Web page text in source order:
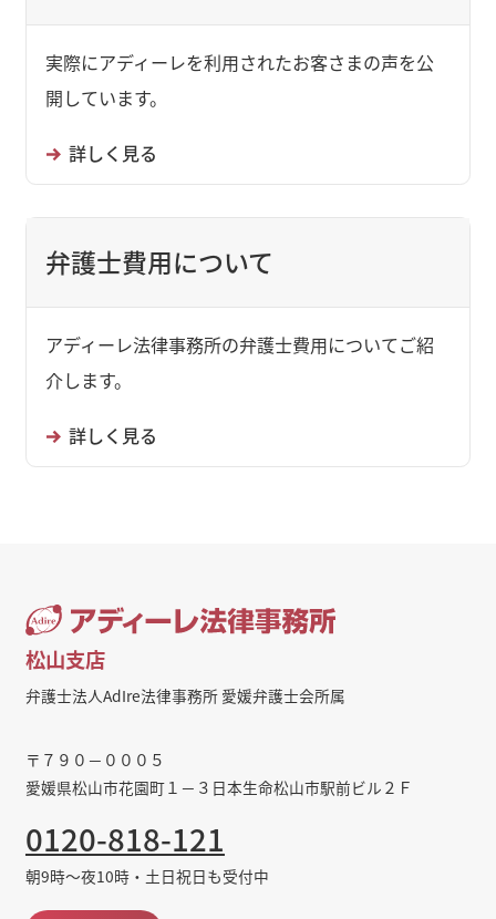
実際にアディーレを利用されたお客さまの声を公
開しています。
詳しく見る
弁護士費用について
アディーレ法律事務所の弁護士費用についてご紹
介します。
詳しく見る
松山支店
弁護士法人AdIre法律事務所 愛媛弁護士会所属
〒７９０－０００５
愛媛県松山市花園町１－３日本生命松山市駅前ビル２Ｆ
0120-818-121
朝9時～夜10時・土日祝日も受付中